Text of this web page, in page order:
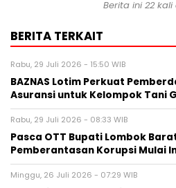
Berita ini 22
BERITA TERKAIT
Rabu, 29 Juli 2026 - 15:50 WIB
BAZNAS Lotim Perkuat
Asuransi untuk Kelompok Tani
Rabu, 29 Juli 2026 - 08:33 WIB
Pasca OTT Bupati Lombok
Pemberantasan Korupsi Mulai
Minggu, 26 Juli 2026 - 07:29 WIB